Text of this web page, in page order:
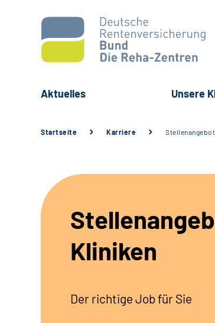
Aktuelles Unsere
Startseite Karriere
Kliniken
Der richtige Job für Sie